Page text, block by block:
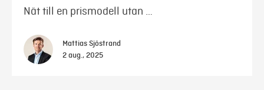
Nät till en prismodell utan …
Mattias Sjöstrand
2 aug., 2025